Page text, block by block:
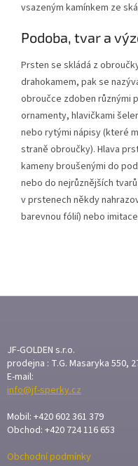
vsazeným kamínkem ze
Podoba, tvar a
Prsten se skládá z
drahokamem, pak se
obroučce zdoben různými
ornamenty, hlavičkami
nebo rytými nápisy (které
straně obroučky). Hlava
kameny broušenými do
nebo do nejrůznějších
v prstenech někdy
barevnou fólií) nebo
A
T
JF-GOLDEN s.r.o.
prodejna : T.G. Masaryka 550,
E-mail:
info@jf-sperky.cz
Mobil: +420 602 361 379
Obchod: +420 724 116 653
Obchodní podmínky